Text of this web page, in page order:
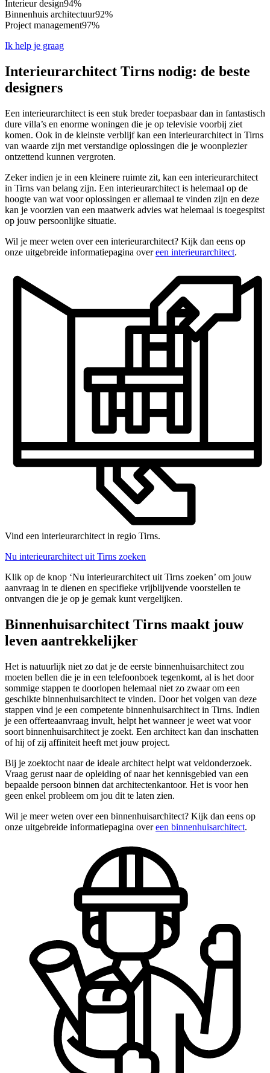
Interieur design94%
Binnenhuis architectuur92%
Project management97%
Ik help je graag
Interieurarchitect Tirns nodig: de beste
designers
Een interieurarchitect is een stuk breder toepasbaar dan in fantastisch
dure villa’s en enorme woningen die je op televisie voorbij ziet
komen. Ook in de kleinste verblijf kan een interieurarchitect in Tirns
van waarde zijn met verstandige oplossingen die je woonplezier
ontzettend kunnen vergroten.
Zeker indien je in een kleinere ruimte zit, kan een interieurarchitect
in Tirns van belang zijn. Een interieurarchitect is helemaal op de
hoogte van wat voor oplossingen er allemaal te vinden zijn en deze
kan je voorzien van een maatwerk advies wat helemaal is toegespitst
op jouw persoonlijke situatie.
Wil je meer weten over een interieurarchitect? Kijk dan eens op
onze uitgebreide informatiepagina overeen interieurarchitect.
Vind een interieurarchitect in regio Tirns.
Nu interieurarchitect uit Tirns zoeken
Klik op de knop ‘Nu interieurarchitect uit Tirns zoeken’ om jouw
aanvraag in te dienen en specifieke vrijblijvende voorstellen te
ontvangen die je op je gemak kunt vergelijken.
Binnenhuisarchitect Tirns maakt jouw
leven aantrekkelijker
Het is natuurlijk niet zo dat je de eerste binnenhuisarchitect zou
moeten bellen die je in een telefoonboek tegenkomt, al is het door
sommige stappen te doorlopen helemaal niet zo zwaar om een
geschikte binnenhuisarchitect te vinden. Door het volgen van deze
stappen vind je een competente binnenhuisarchitect in Tirns. Indien
je een offerteaanvraag invult, helpt het wanneer je weet wat voor
soort binnenhuisarchitect je zoekt. Een architect kan dan inschatten
of hij of zij affiniteit heeft met jouw project.
Bij je zoektocht naar de ideale architect helpt wat veldonderzoek.
Vraag gerust naar de opleiding of naar het kennisgebied van een
bepaalde persoon binnen dat architectenkantoor. Het is voor hen
geen enkel probleem om jou dit te laten zien.
Wil je meer weten over een binnenhuisarchitect? Kijk dan eens op
onze uitgebreide informatiepagina overeen binnenhuisarchitect.